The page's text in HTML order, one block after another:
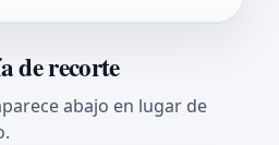
de recorte
abajo en lugar de